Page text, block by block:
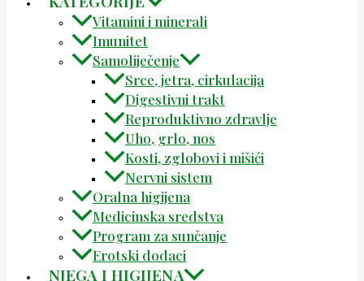
Vitamini i minerali
Imunitet
Samoliječenje
Srce, jetra, cirkulacija
Digestivni trakt
Reproduktivno zdravlje
Uho, grlo, nos
Kosti, zglobovi i mišići
Nervni sistem
Oralna higijena
Medicinska sredstva
Program za sunčanje
Erotski dodaci
NJEGA I HIGIJENA